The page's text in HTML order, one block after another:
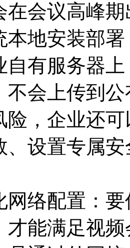
在会议高峰
本地安装部
自有服务器
不会上传到
险，企业还
、设置专属
网络配置：
才能满足视